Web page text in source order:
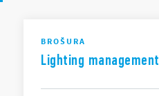
BROŠURA
Lighting management